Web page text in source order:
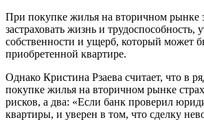
При покупке жилья на вторичном рынке
застраховать жизнь и трудоспособность,
собственности и ущерб, который может
приобретенной квартире.
Однако Кристина Рзаева считает, что в
покупке жилья на вторичном рынке
рисков, а два: «Если банк проверил
квартиры, и уверен в том, что сделку